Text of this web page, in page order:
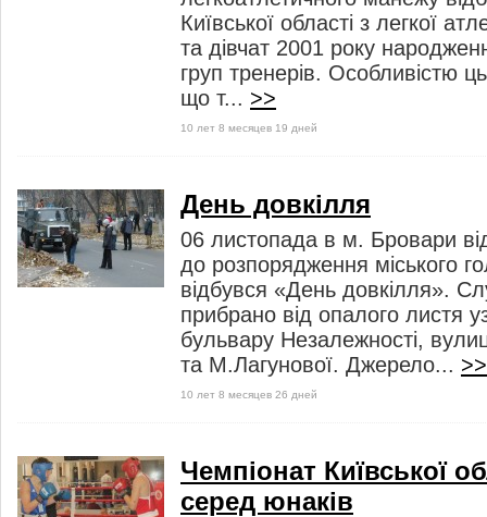
Київської області з легкої
та дівчат 2001 року
груп тренерів. Особливістю
що т... >>
10 лет 8 месяцев 19 дней
День довкілля
06 листопада в м. Бровари
до розпорядження міського
відбувся «День довкілля».
прибрано від опалого листя
бульвару Незалежності,
та М.Лагунової. Джерело... >>
10 лет 8 месяцев 26 дней
Чемпіонат Київської
серед юнаків